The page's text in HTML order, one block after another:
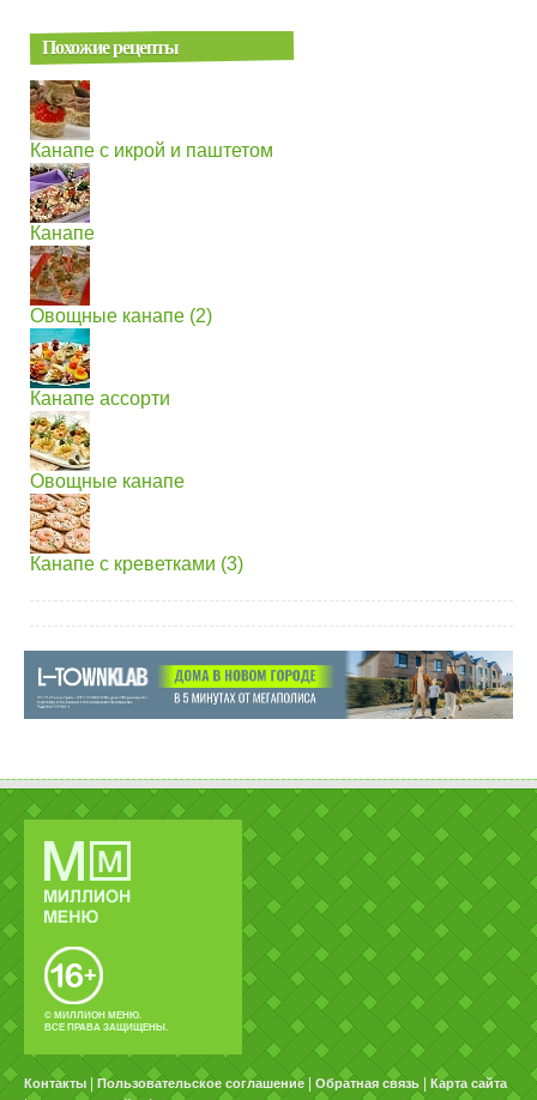
Похожие рецепты
Канапе с икрой и паштетом
Канапе
Овощные канапе (2)
Канапе ассорти
Овощные канапе
Канапе с креветками (3)
© МИЛЛИОН МЕНЮ.
ВСЕ ПРАВА ЗАЩИЩЕНЫ.
Контакты Пользовательское соглашение Обратная связь Карта сайта